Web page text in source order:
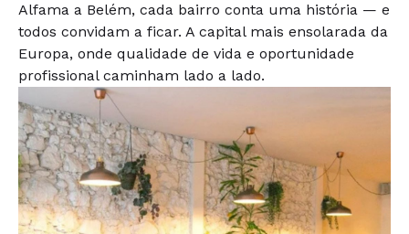
Alfama a Belém, cada bairro conta uma história — e
todos convidam a ficar. A capital mais ensolarada da
Europa, onde qualidade de vida e oportunidade
profissional caminham lado a lado.